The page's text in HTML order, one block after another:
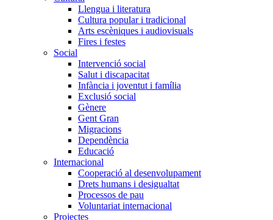
Llengua i literatura
Cultura popular i tradicional
Arts escèniques i audiovisuals
Fires i festes
Social
Intervenció social
Salut i discapacitat
Infància i joventut i família
Exclusió social
Gènere
Gent Gran
Migracions
Dependència
Educació
Internacional
Cooperació al desenvolupament
Drets humans i desigualtat
Processos de pau
Voluntariat internacional
Projectes